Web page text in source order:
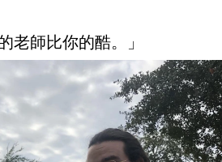
老師比你的酷。」